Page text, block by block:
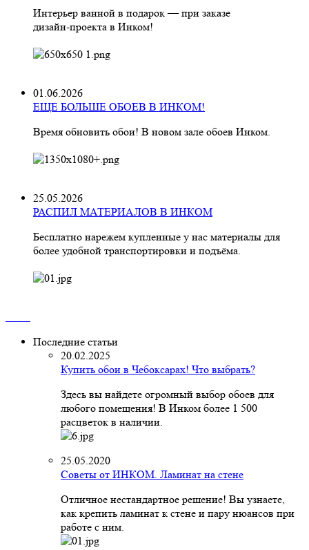
Интерьер ванной в подарок — при заказе
дизайн‑проекта в Инком!
01.06.2026
ЕЩЕ БОЛЬШЕ ОБОЕВ В ИНКОМ!
Время обновить обои! В новом зале обоев Инком.
25.05.2026
РАСПИЛ МАТЕРИАЛОВ В ИНКОМ
Бесплатно нарежем купленные у нас материалы для
более удобной транспортировки и подъёма.
Последние статьи
20.02.2025
Купить обои в Чебоксарах! Что выбрать?
Здесь вы найдете огромный выбор обоев для
любого помещения! В Инком более 1 500
расцветок в наличии.
25.05.2020
Советы от ИНКОМ. Ламинат на стене
Отличное нестандартное решение! Вы узнаете,
как крепить ламинат к стене и пару нюансов при
работе с ним.